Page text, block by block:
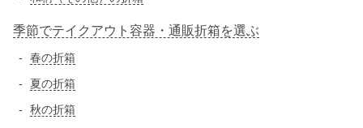
季節でテイクアウト容器・通販折箱を選ぶ
春の折箱
夏の折箱
秋の折箱